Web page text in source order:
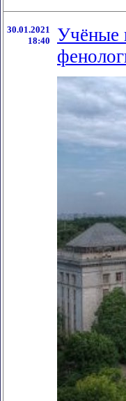
30.01.2021
18:40
Учёные